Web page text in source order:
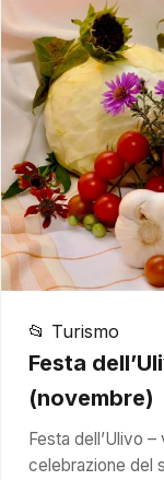
📂 Turismo
Festa
(novembre)
Festa dell’Ulivo
celebrazione del